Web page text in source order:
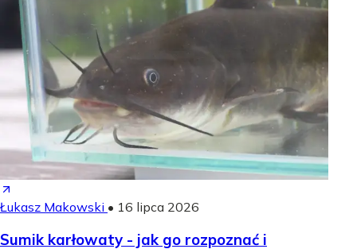
Łukasz Makowski • 16 lipca 2026
Sumik karłowaty - jak go rozpoznać i